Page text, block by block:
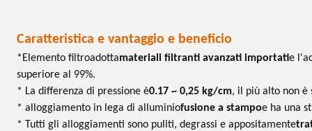
Caratteristica e vantaggio e beneficio
* Elemento filtroadottamateriali filtranti avanzati importatie
superiore al 99%.
* La differenza di pressione è0.17 ~ 0,25 kg/cm, il più alto non è
* alloggiamento in lega di alluminiofusione a stampoe ha una
* Tutti gli alloggiamenti sono puliti, degrassi e appositamente